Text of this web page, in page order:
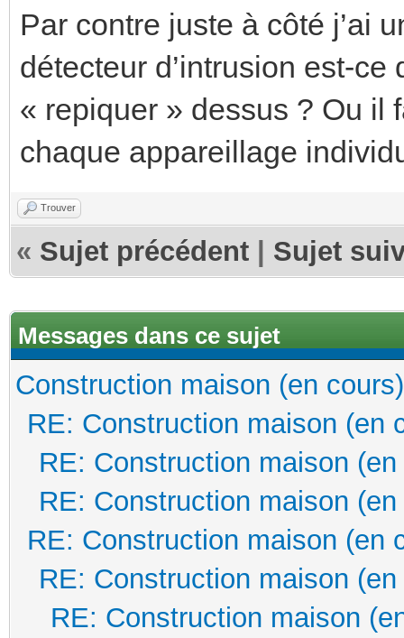
Par contre juste à côté j’ai
détecteur d’intrusion est-ce
« repiquer » dessus ? Ou il
chaque appareillage
Trouver
« Sujet précédent Sujet
Messages dans ce sujet
Construction maison (en cours)
RE: Construction maison (en
RE: Construction maison
RE: Construction maison
RE: Construction maison (en
RE: Construction maison
RE: Construction maison